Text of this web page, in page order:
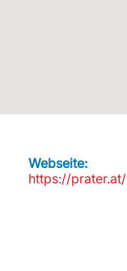
Webseite:
https://prater.at/